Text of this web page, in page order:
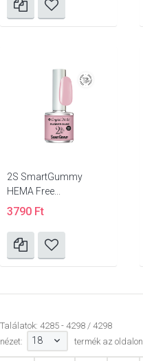
2S SmartGummy
HEMA Free...
3790 Ft
Találatok: 4285 - 4298 / 4298
nézet:
18 termék az oldalon